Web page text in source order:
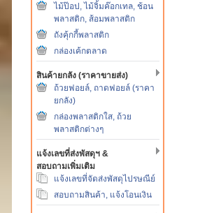
ไม้ป๊อป, ไม้จิ้มค๊อกเทล, ช้อน
พลาสติก, ส้อมพลาสติก
ถังคุ้กกี้พลาสติก
กล่องเค้กตลาด
สินค้ายกลัง (ราคาขายส่ง)
ถ้วยฟอยล์, ถาดฟอยล์ (ราคา
ยกลัง)
กล่องพลาสติกใส, ถ้วย
พลาสติกต่างๆ
แจ้งเลขที่ส่งพัสดุฯ &
สอบถามเพิ่มเติม
แจ้งเลขที่จัดส่งพัสดุไปรษณีย์
สอบถามสินค้า, แจ้งโอนเงิน